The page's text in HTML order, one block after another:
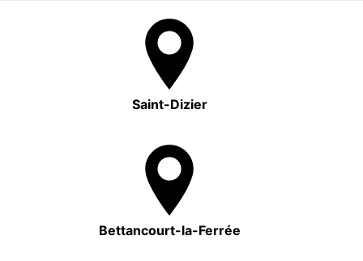
Saint-Dizier
Bettancourt-la-Ferrée